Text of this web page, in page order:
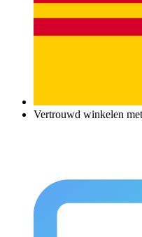
Vertrouwd winkelen